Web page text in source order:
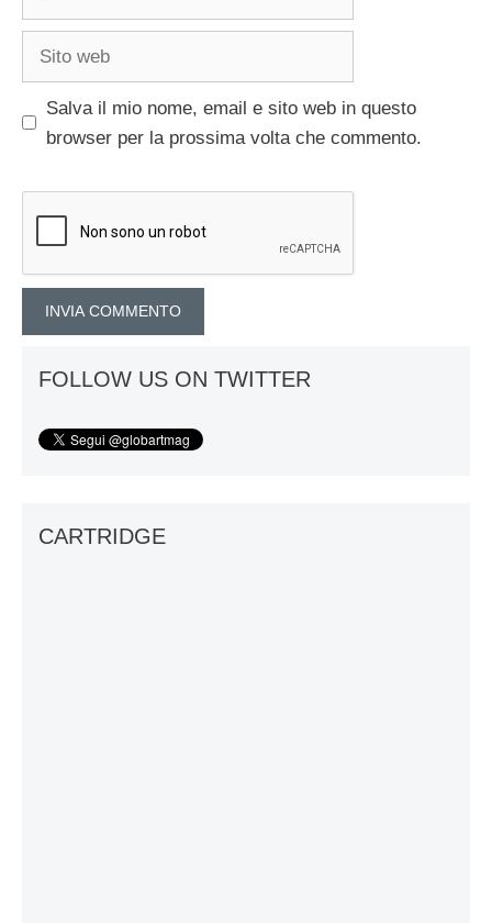
Salva il mio nome, email e sito web in questo
browser per la prossima volta che commento.
FOLLOW US ON TWITTER
CARTRIDGE